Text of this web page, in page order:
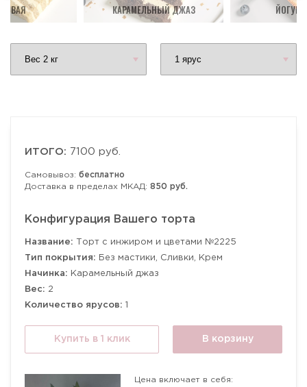
КАРАМЕЛЬНЫЙ ДЖАЗ
ИТОГО: 7100 руб.
Самовывоз: бесплатно
Доставка в пределах МКАД: 850 руб.
Конфигурация Вашего торта
Название: Торт с инжиром и цветами №2225
Тип покрытия: Без мастики, Сливки, Крем
Начинка: Карамельный джаз
Вес: 2
Количество ярусов: 1
Купить в 1 клик В корзину
Цена включает в себя: